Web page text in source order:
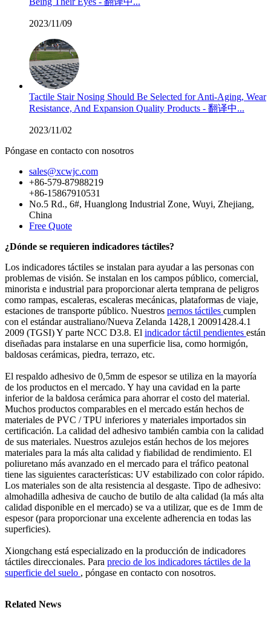
2023/11/09
Tactile Stair Nosing Should Be Selected for Anti-Aging, Wear
Resistance, And Expansion Quality Products - 翻译中...
2023/11/02
Póngase en contacto con nosotros
sales@xcwjc.com
+86-579-87988219
+86-15867910531
No.5 Rd., 6#, Huanglong Industrial Zone, Wuyi, Zhejiang,
China
Free Quote
¿Dónde se requieren indicadores táctiles?
Los indicadores táctiles se instalan para ayudar a las personas con
problemas de visión. Se instalan en los campos público, comercial,
minorista e industrial para proporcionar alerta temprana de peligros
como rampas, escaleras, escaleras mecánicas, plataformas de viaje,
estaciones de transporte público. Nuestros pernos táctiles cumplen
con el estándar australiano/Nueva Zelanda 1428,1 20091428.4.1
2009 (TGSI) Y parte NCC D3.8. El indicador táctil pendientes están
diseñadas para instalarse en una superficie lisa, como hormigón,
baldosas cerámicas, piedra, terrazo, etc.
El respaldo adhesivo de 0,5mm de espesor se utiliza en la mayoría
de los productos en el mercado. Y hay una cavidad en la parte
inferior de la baldosa cerámica para ahorrar el costo del material.
Muchos productos comparables en el mercado están hechos de
materiales de PVC / TPU inferiores y materiales importados sin
certificación. La calidad del adhesivo también cambia con la calidad
de sus materiales. Nuestros azulejos están hechos de los mejores
materiales para la más alta calidad y fiabilidad de rendimiento. El
poliuretano más avanzado en el mercado para el tráfico peatonal
tiene las siguientes características: UV estabilizado con color rápido.
Los materiales son de alta resistencia al desgaste. Tipo de adhesivo:
almohadilla adhesiva de caucho de butilo de alta calidad (la más alta
calidad disponible en el mercado) se va a utilizar, que es de 1mm de
espesor (para proporcionar una excelente adherencia en todas las
superficies).
Xiongchang está especializado en la producción de indicadores
táctiles direccionales. Para precio de los indicadores táctiles de la
superficie del suelo , póngase en contacto con nosotros.
Related News